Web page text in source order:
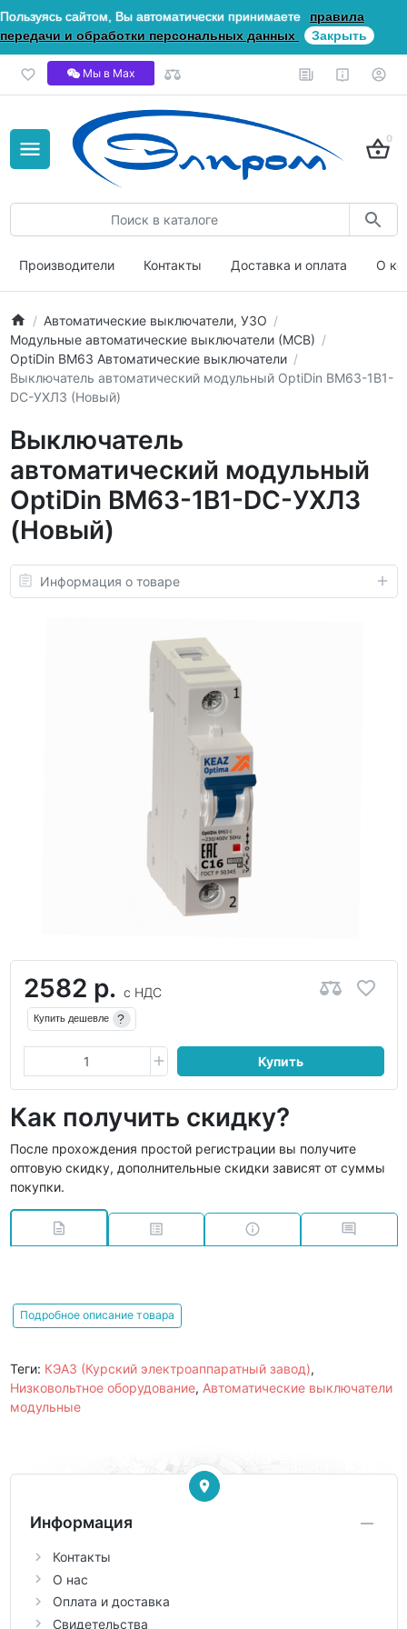
Пользуясь сайтом, Вы автоматически принимаете
правила
передачи и обработки персональных данных
Закрыть
Мы в Мах
0
Производители Контакты Доставка и оплата О
Автоматические выключатели, УЗО
Модульные автоматические выключатели (МСВ)
OptiDin ВМ63 Автоматические выключатели
Выключатель автоматический модульный OptiDin BM63-1B1-
DC-УХЛ3 (Новый)
Выключатель
автоматический модульный
OptiDin BM63-1B1-DC-УХЛ3
(Новый)
Информация о товаре
2582 р. с НДС
Купить дешевле ?
Купить
Как получить скидку?
После прохождения простой регистрации вы получите
оптовую скидку, дополнительные скидки зависят от суммы
покупки.
Подробное описание товара
Теги: КЭАЗ (Курский электроаппаратный завод),
Низковольтное оборудование, Автоматические выключатели
модульные
Информация
Контакты
О нас
Оплата и доставка
Свидетельства